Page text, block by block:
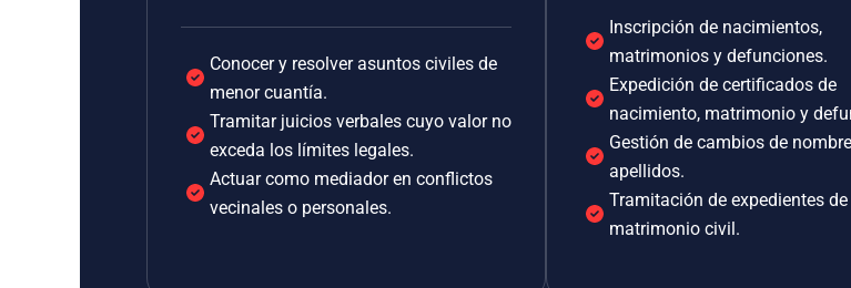
Conocer y resolver asuntos civiles de
menor cuantía.
Tramitar juicios verbales cuyo valor no
exceda los límites legales.
Actuar como mediador en conflictos
vecinales o personales.
Inscripción de nacimientos,
matrimonios y defunciones.
Expedición de certificados de
nacimiento, matrimonio y
Gestión de cambios de
apellidos.
Tramitación de expedientes de
matrimonio civil.